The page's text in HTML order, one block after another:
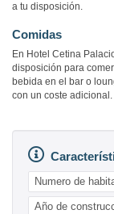
a tu disposición.
Comidas
En Hotel Cetina
disposición para
bebida en el bar o
con un coste adicional.
Numero de
Año de